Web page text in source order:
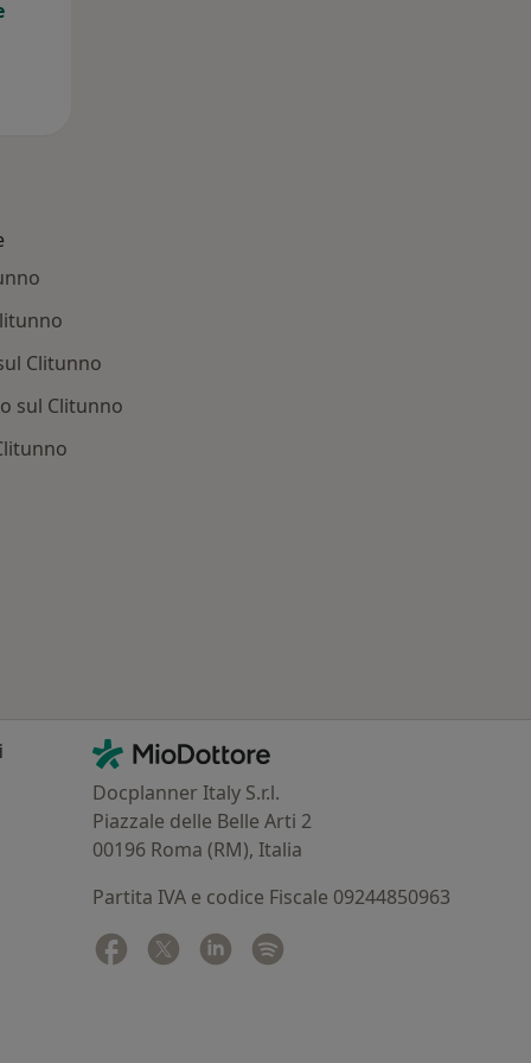
Clitunno
sul Clitunno
Contatti
MioDottore - Homepage
Docplanner Italy S.r.l.
Piazzale delle Belle Arti 2
00196 Roma (RM), Italia
Partita IVA e codice Fiscale 09244850963
Facebook
si apre in una nuova scheda
Twitter
si apre in una nuova scheda
Linkedin
si apre in una nuova scheda